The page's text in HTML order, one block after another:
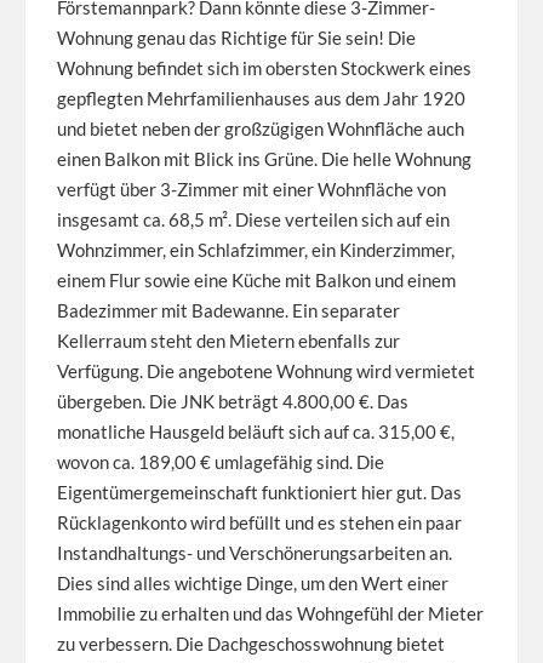
Förstemannpark? Dann könnte diese 3-Zimmer-
Wohnung genau das Richtige für Sie sein! Die
Wohnung befindet sich im obersten Stockwerk eines
gepflegten Mehrfamilienhauses aus dem Jahr 1920
und bietet neben der großzügigen Wohnfläche auch
einen Balkon mit Blick ins Grüne. Die helle Wohnung
verfügt über 3-Zimmer mit einer Wohnfläche von
insgesamt ca. 68,5 m². Diese verteilen sich auf ein
Wohnzimmer, ein Schlafzimmer, ein Kinderzimmer,
einem Flur sowie eine Küche mit Balkon und einem
Badezimmer mit Badewanne. Ein separater
Kellerraum steht den Mietern ebenfalls zur
Verfügung. Die angebotene Wohnung wird vermietet
übergeben. Die JNK beträgt 4.800,00 €. Das
monatliche Hausgeld beläuft sich auf ca. 315,00 €,
wovon ca. 189,00 € umlagefähig sind. Die
Eigentümergemeinschaft funktioniert hier gut. Das
Rücklagenkonto wird befüllt und es stehen ein paar
Instandhaltungs- und Verschönerungsarbeiten an.
Dies sind alles wichtige Dinge, um den Wert einer
Immobilie zu erhalten und das Wohngefühl der Mieter
zu verbessern. Die Dachgeschosswohnung bietet